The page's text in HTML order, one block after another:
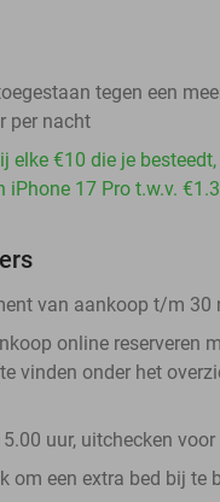
tegen een
per nacht
elke €10 die je
iPhone 17 Pro t.w.v.
van aankoop t/m 30
online reserveren
vinden onder het
uur, uitchecken
om een extra bed bij te